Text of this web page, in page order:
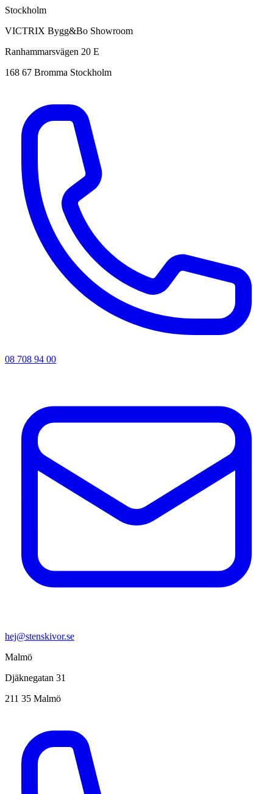
Stockholm
VICTRIX Bygg&Bo Showroom
Ranhammarsvägen 20 E
168 67 Bromma Stockholm
08 708 94 00
hej@stenskivor.se
Malmö
Djäknegatan 31
211 35 Malmö